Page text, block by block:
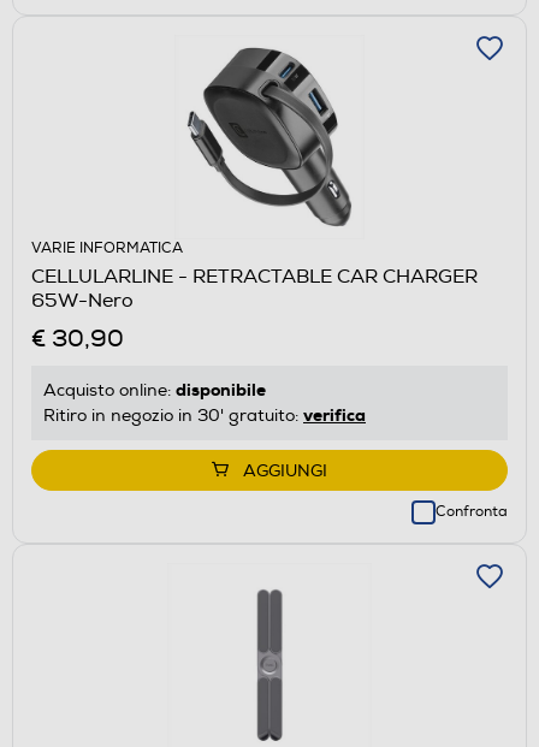
VARIE INFORMATICA
CELLULARLINE - RETRACTABLE CAR CHARGER
65W-Nero
€ 30,90
Acquisto online: disponibile
Ritiro in negozio in 30' gratuito: verifica
AGGIUNGI
Confronta